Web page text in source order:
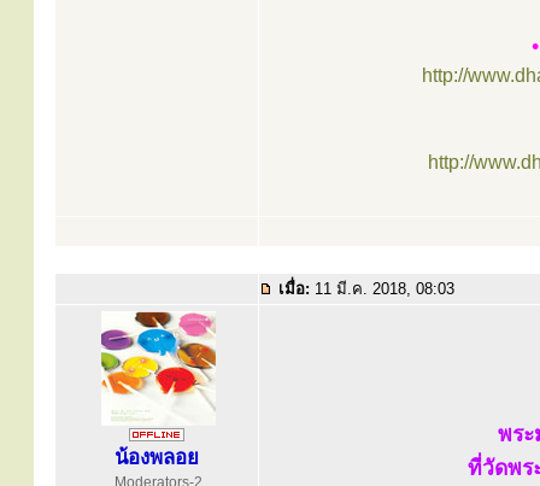
http://
http://
เมื่อ: 11 มี.ค. 2018, 08:03
น้องพลอย
Moderators-2
พร
ที่วัดพร